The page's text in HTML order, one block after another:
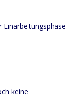
keine